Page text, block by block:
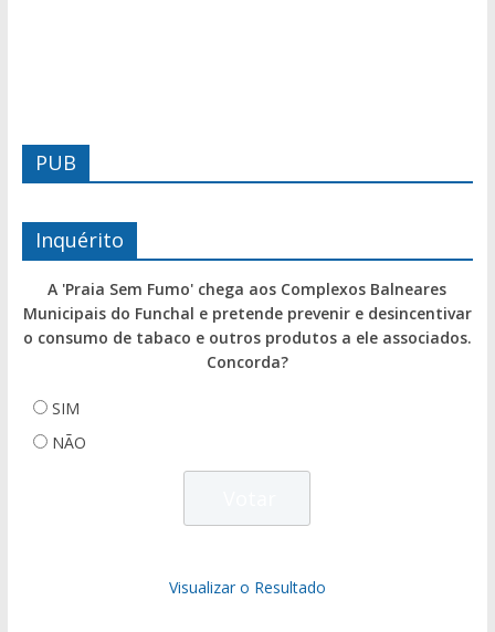
PUB
Inquérito
A 'Praia Sem Fumo' chega aos Complexos Balneares
Municipais do Funchal e pretende prevenir e desincentivar
o consumo de tabaco e outros produtos a ele associados.
Concorda?
SIM
NÃO
Visualizar o Resultado